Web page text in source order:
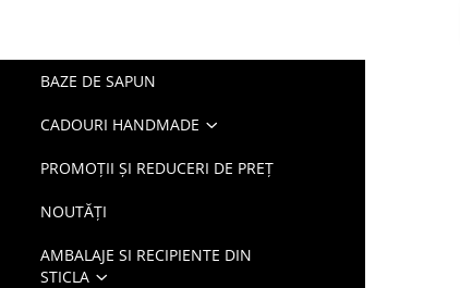
BAZE DE SAPUN
CADOURI HANDMADE
PROMOȚII ȘI REDUCERI DE PREȚ
NOUTĂȚI
AMBALAJE SI RECIPIENTE DIN
STICLA